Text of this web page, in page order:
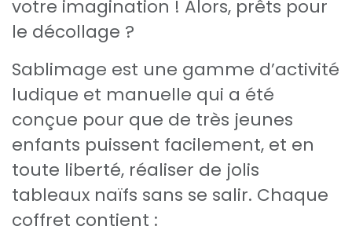
votre imagination ! Alors, prêts pour
le décollage ?
Sablimage est une gamme d’activité
ludique et manuelle qui a été
conçue pour que de très jeunes
enfants puissent facilement, et en
toute liberté, réaliser de jolis
tableaux naïfs sans se salir. Chaque
coffret contient :